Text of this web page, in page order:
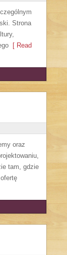
Strona
[ Read
oraz
tam, gdzie